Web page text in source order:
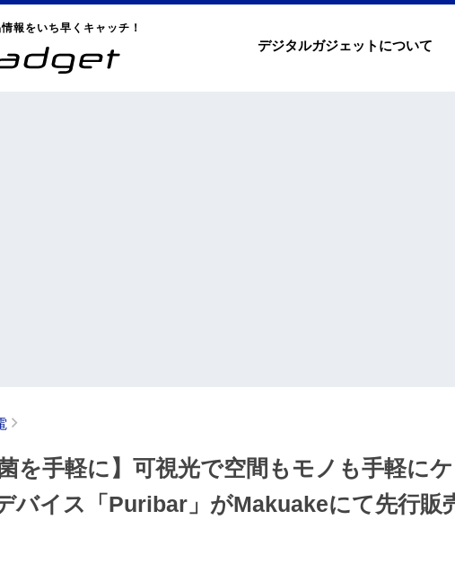
報をいち早くキャッチ！
デジタルガジェットについて
を手軽に】可視光で空間もモノも手軽に
バイス「Puribar」がMakuakeにて先行販